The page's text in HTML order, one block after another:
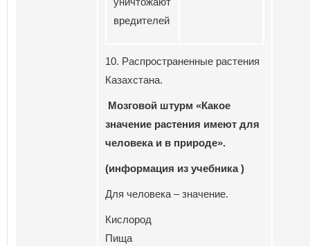
вредителей
10. Распространенные растения
Казахстана.
Мозговой штурм «Какое
значение растения имеют для
человека и в природе».
(информация из учебника )
Для человека – значение.
Кислород
Пища